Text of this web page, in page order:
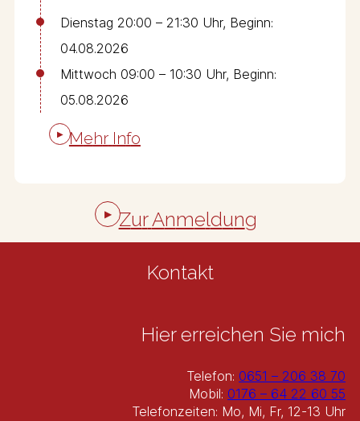
Dienstag 20:00 – 21:30 Uhr, Beginn:
04.08.2026
Mittwoch 09:00 – 10:30 Uhr, Beginn:
05.08.2026
Mehr nfo
ZurAnmeldung
Galerie öffnen
Kontakt
Hier erreichen Sie mich
Telefon: 0651 – 206 38 70
Mobil: 0176 – 64 22 60 55
Telefonzeiten: Mo, Mi, Fr, 12-13 Uhr